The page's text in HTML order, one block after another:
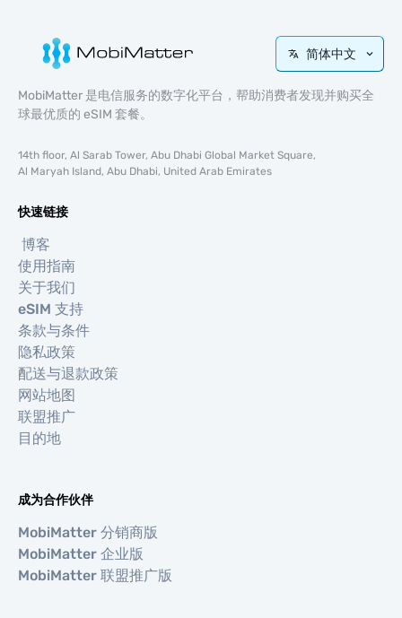
简体中文
MobiMatter 是电信服务的数字化平台，帮助消费者发现并购买全
球最优质的 eSIM 套餐。
14th floor, Al Sarab Tower, Abu Dhabi Global Market Square,
Al Maryah Island, Abu Dhabi, United Arab Emirates
快速链接
博客
使用指南
关于我们
eSIM 支持
条款与条件
隐私政策
配送与退款政策
网站地图
联盟推广
目的地
成为合作伙伴
MobiMatter 分销商版
MobiMatter 企业版
MobiMatter 联盟推广版